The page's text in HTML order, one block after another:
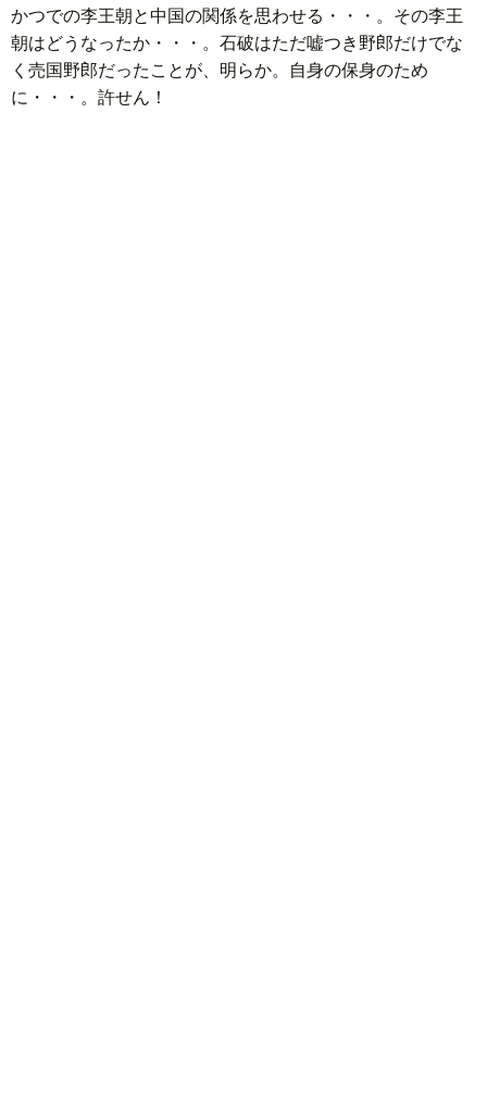
かつでの李王朝と中国の関係を思わせる・・・。その李王
朝はどうなったか・・・。石破はただ嘘つき野郎だけでな
く売国野郎だったことが、明らか。自身の保身のため
に・・・。許せん！